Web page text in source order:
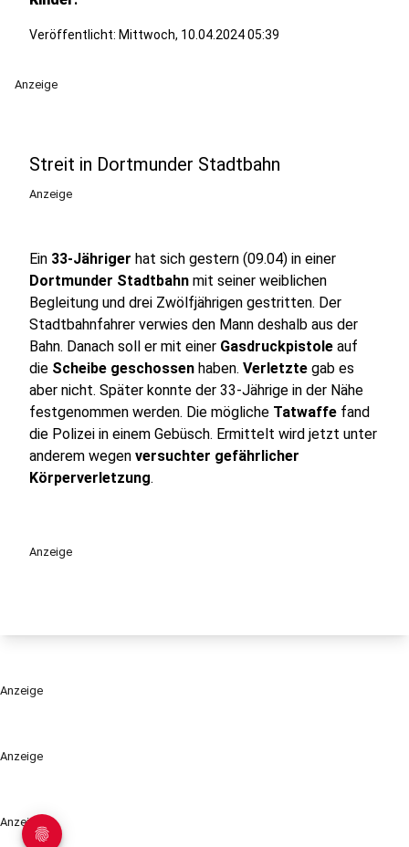
Anzeige
Anzeige
Veröffentlicht: Mittwoch, 10.04.2024 05:39
Anzeige
Streit in Dortmunder Stadtbahn
Anzeige
Ein 33-Jähriger hat sich gestern (09.04) in einer
Dortmunder Stadtbahn mit seiner weiblichen
Begleitung und drei Zwölfjährigen gestritten. Der
Stadtbahnfahrer verwies den Mann deshalb aus der
Bahn. Danach soll er mit einer Gasdruckpistole auf
die Scheibe geschossen haben. Verletzte gab es
aber nicht. Später konnte der 33-Jährige in der Nähe
festgenommen werden. Die mögliche Tatwaffe fand
die Polizei in einem Gebüsch. Ermittelt wird jetzt unter
anderem wegen versuchter gefährlicher
Körperverletzung.
Anzeige
Anzeige